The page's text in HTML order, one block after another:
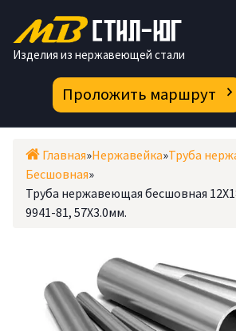
содержимому
Изделия из нержавеющей стали
Проложить маршрут
Главная»Нержавейка»Труба
Бесшовная»
Труба нержавеющая бесшовная
9941-81, 57X3.0мм.